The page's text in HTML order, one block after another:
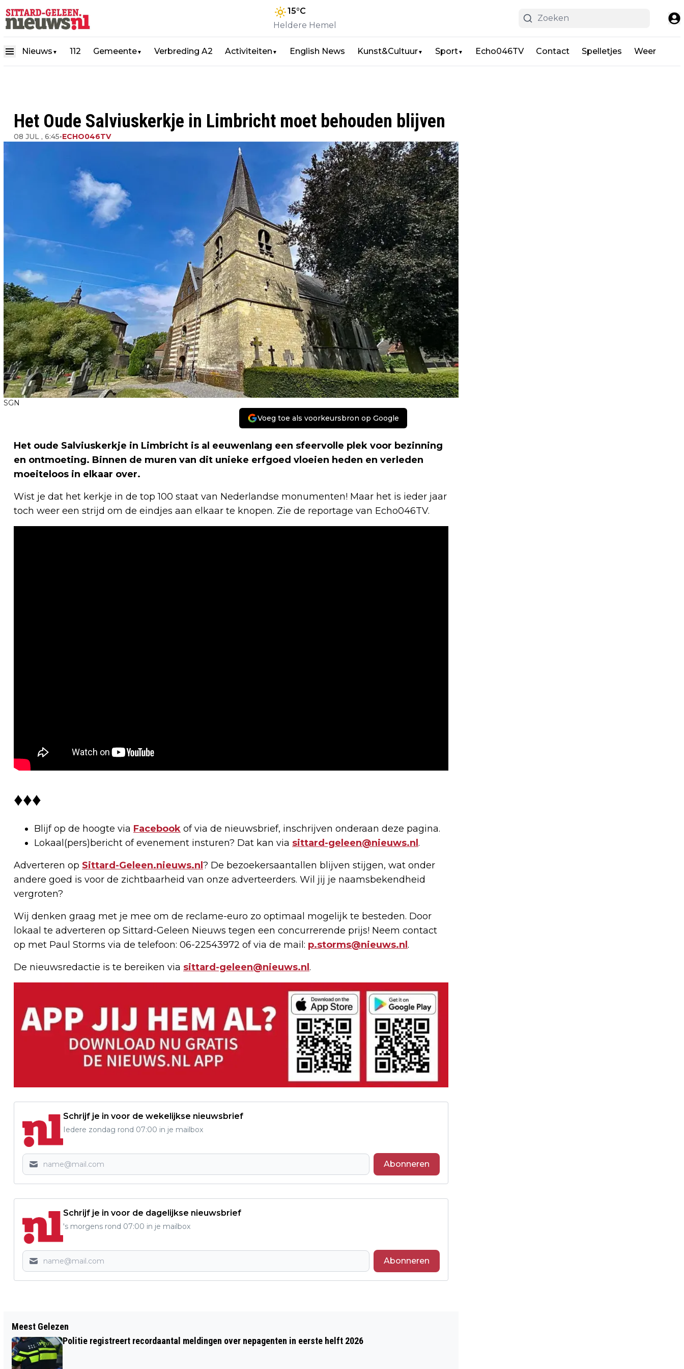
15°C
Heldere Hemel
Nieuws ▼ 112 Gemeente▼ Verbreding A2 Activiteiten ▼ English News Kunst&Cultuur▼ Sport▼ Echo046TV Contact Spelletjes Weer
Het Oude Salviuskerkje in Limbricht moet behouden blijven
08 JUL , 6:45•ECHO046TV
SGN
Voeg toe als voorkeursbron op Google
Het oude Salviuskerkje in Limbricht is al eeuwenlang een sfeervolle plek voor bezinning
en ontmoeting. Binnen de muren van dit unieke erfgoed vloeien heden en verleden
moeiteloos in elkaar over.
Wist je dat het kerkje in de top 100 staat van Nederlandse monumenten! Maar het is ieder jaar
toch weer een strijd om de eindjes aan elkaar te knopen. Zie de reportage van Echo046TV.
♦♦♦
Blijf op de hoogte via Facebook of via de nieuwsbrief, inschrijven onderaan deze pagina.
Lokaal(pers)bericht of evenement insturen? Dat kan via sittard-geleen@nieuws.nl .
Adverteren op Sittard-Geleen.nieuws.nl ? De bezoekersaantallen blijven stijgen, wat onder
andere goed is voor de zichtbaarheid van onze adverteerders. Wil jij je naamsbekendheid
vergroten?
Wij denken graag met je mee om de reclame-euro zo optimaal mogelijk te besteden. Door
lokaal te adverteren op Sittard-Geleen Nieuws tegen een concurrerende prijs! Neem contact
op met Paul Storms via de telefoon: 06-22543972 of via de mail: p.storms@nieuws.nl .
De nieuwsredactie is te bereiken via sittard-geleen@nieuws.nl .
Schrijf je in voor de wekelijkse nieuwsbrief
Iedere zondag rond 07:00 in je mailbox
Abonneren
Schrijf je in voor de dagelijkse nieuwsbrief
's morgens rond 07:00 in je mailbox
Abonneren
PROVINCIE STEUNT BOUWERS GROTE
PRAALWAGENS
ITALIË OF ZWITSERLAND? DEZE DUITSE
Meest Gelezen
Politie registreert recordaantal meldingen over nepagenten in eerste helft 2026